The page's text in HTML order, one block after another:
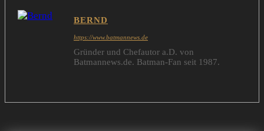
BERND
https://www.batmannews.de
Gründer und Chefautor a.D. von
Batmannews.de. Batman-Fan seit 1987.